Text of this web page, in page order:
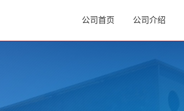
公司首页 公司介绍